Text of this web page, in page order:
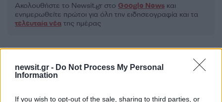
newsit.gr - Do Not Process My Personal
Information
If you wish to opt-out of the sale, sharing to third parties, or
Ακολουθήστε το Νewsit.gr στο Google News και
ενημερωθείτε πρώτοι για όλη την ειδησεογραφία και τα
τελευταία νέα της ημέρας